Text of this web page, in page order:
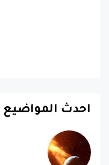
احدث المواضيع